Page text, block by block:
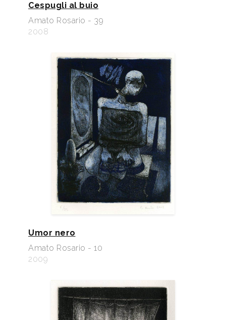
Cespugli al buio
Amato Rosario - 39
2008
Umor nero
Amato Rosario - 10
2009